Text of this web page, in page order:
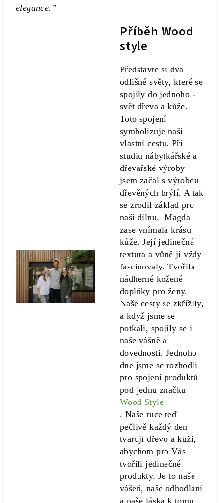
elegance.”
Příběh Wood
style
Představte si dva
odlišné světy, které se
spojily do jednoho -
svět dřeva a kůže.
Toto spojení
symbolizuje naši
vlastní cestu. Při
studiu nábytkářské a
dřevařské výroby
jsem začal s výrobou
dřevěných brýlí. A tak
se zrodil základ pro
naši dílnu. Magda
zase vnímala krásu
kůže. Její jedinečná
textura a vůně ji vždy
fascinovaly. Tvořila
nádherné kožené
doplňky pro ženy.
Naše cesty se zkřížily,
a když jsme se
potkali, spojily se i
naše vášně a
dovednosti. Jednoho
dne jsme se rozhodli
pro spojení produktů
pod jednu značku
Wood Style
. Naše ruce teď
pečlivě každý den
tvarují dřevo a kůži,
abychom pro Vás
tvořili jedinečné
produkty. Je to naše
vášeň, naše odhodlání
a naše láska k tomu,